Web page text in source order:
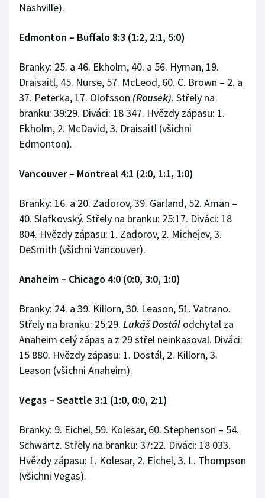
Nashville).
Edmonton – Buffalo 8:3 (1:2, 2:1, 5:0)
Branky: 25. a 46. Ekholm, 40. a 56. Hyman, 19.
Draisaitl, 45. Nurse, 57. McLeod, 60. C. Brown – 2. a
37. Peterka, 17. Olofsson (Rousek). Střely na
branku: 39:29. Diváci: 18 347. Hvězdy zápasu: 1.
Ekholm, 2. McDavid, 3. Draisaitl (všichni
Edmonton).
Vancouver – Montreal 4:1 (2:0, 1:1, 1:0)
Branky: 16. a 20. Zadorov, 39. Garland, 52. Aman –
40. Slafkovský. Střely na branku: 25:17. Diváci: 18
804. Hvězdy zápasu: 1. Zadorov, 2. Michejev, 3.
DeSmith (všichni Vancouver).
Anaheim – Chicago 4:0 (0:0, 3:0, 1:0)
Branky: 24. a 39. Killorn, 30. Leason, 51. Vatrano.
Střely na branku: 25:29. Lukáš Dostál odchytal za
Anaheim celý zápas a z 29 střel neinkasoval. Diváci:
15 880. Hvězdy zápasu: 1. Dostál, 2. Killorn, 3.
Leason (všichni Anaheim).
Vegas – Seattle 3:1 (1:0, 0:0, 2:1)
Branky: 9. Eichel, 59. Kolesar, 60. Stephenson – 54.
Schwartz. Střely na branku: 37:22. Diváci: 18 033.
Hvězdy zápasu: 1. Kolesar, 2. Eichel, 3. L. Thompson
(všichni Vegas).